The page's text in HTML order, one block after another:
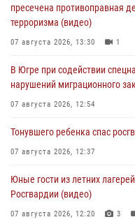
пресечена противоправная
терроризма (видео)
07 августа 2026, 13:30 1
В Югре при содействии
нарушений миграционного
07 августа 2026, 12:54
Тонувшего ребенка спас
07 августа 2026, 12:37
Юные гости из летних
Росгвардии (видео)
07 августа 2026, 12:20 3